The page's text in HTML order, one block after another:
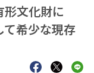
形文化財に
希少な現存